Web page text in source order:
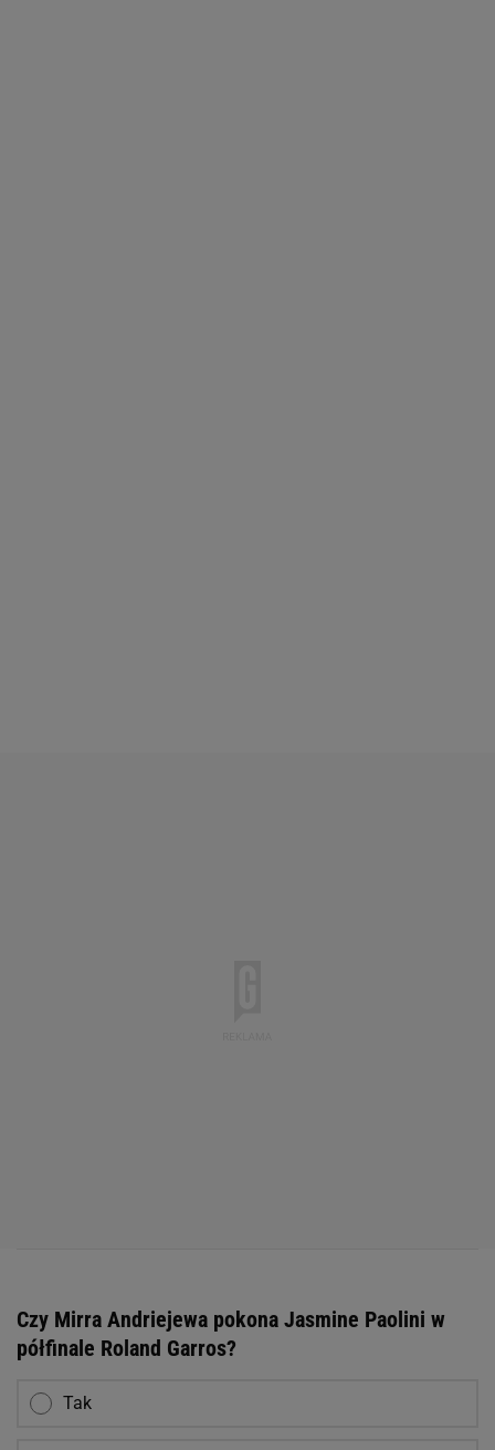
Czy Mirra Andriejewa pokona Jasmine Paolini w
półfinale Roland Garros?
Tak